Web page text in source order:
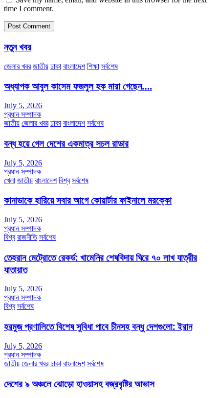
time I comment.
নতুন খবর
জেলার খবর জাতীয় ঢাকা বাংলাদেশ শিক্ষা সর্বশেষ
অধ্যাপক আবুল কাসেম ফজলুল হক মারা গেছেন….
July 5, 2026
প্রধান সম্পাদক
জাতীয় জেলার খবর ঢাকা বাংলাদেশ সর্বশেষ
বন্ধ হয়ে গেল দেশের একমাত্র সচল রাডার
July 5, 2026
প্রধান সম্পাদক
খেলা জাতীয় বাংলাদেশ বিশ্ব সর্বশেষ
কানাডাকে হারিয়ে সবার আগে কোয়ার্টার ফাইনালে মরক্কো
July 5, 2026
প্রধান সম্পাদক
বিশ্ব রাজনীতি সর্বশেষ
তেহরান মেট্রোতে রেকর্ড: খামেনির শেষবিদায় ঘিরে ৭০ লাখ যাত্রীর
যাতায়াত
July 5, 2026
প্রধান সম্পাদক
বিশ্ব সর্বশেষ
হরমুজ প্রণালিতে বিশেষ সুবিধা পাবে চীনসহ বন্ধু দেশগুলো: ইরান
July 5, 2026
প্রধান সম্পাদক
জাতীয় জেলার খবর ঢাকা বাংলাদেশ সর্বশেষ
দেশের ৯ অঞ্চলে ঝোড়ো হাওয়াসহ বজ্রবৃষ্টির আভাস